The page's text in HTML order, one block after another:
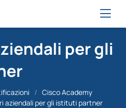
per gli
/ Cisco Academy
aziendali per gli istituti partner